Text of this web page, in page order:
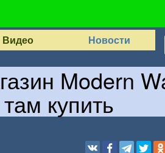
Видео Новости
Modern
там купить